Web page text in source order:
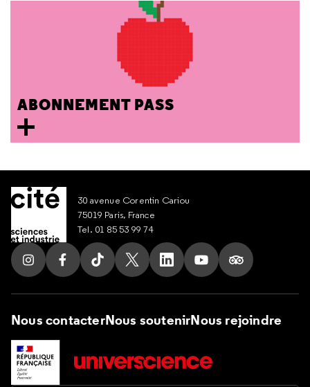
ABONNEMENT PASS
30 avenue Corentin Cariou
75019 Paris, France
Tel. 01 85 53 99 74
Suivez nous sur Instagram
Suivez nous sur Facebook
Suivez nous sur Tik Tok
Suivez nous sur X
Suivez nous sur LinkedIn
Suivez nous sur
Suivez nous
Nous contacterNous soutenirNous rejoindre